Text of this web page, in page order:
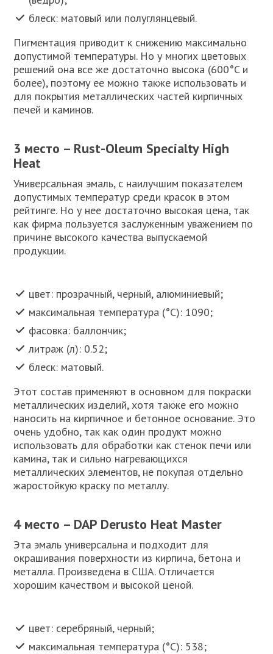
блеск: матовый или полуглянцевый.
Пигментация приводит к снижению максимально
допустимой температуры. Но у многих цветовых
решений она все же достаточно высока (600°C и
более), поэтому ее можно также использовать и
для покрытия металлических частей кирпичных
печей и каминов.
3 место – Rust-Oleum Specialty High
Heat
Универсальная эмаль, с наилучшим показателем
допустимых температур среди красок в этом
рейтинге. Но у нее достаточно высокая цена, так
как фирма пользуется заслуженным уважением по
причине высокого качества выпускаемой
продукции.
цвет: прозрачный, черный, алюминиевый;
максимальная температура (°C): 1090;
фасовка: баллончик;
литраж (л): 0.52;
блеск: матовый.
Этот состав применяют в основном для покраски
металлических изделий, хотя также его можно
наносить на кирпичное и бетонное основание. Это
очень удобно, так как один продукт можно
использовать для обработки как стенок печи или
камина, так и сильно нагревающихся
металлических элементов, не покупая отдельно
жаростойкую краску по металлу.
4 место – DAP Derusto Heat Master
Эта эмаль универсальна и подходит для
окрашивания поверхности из кирпича, бетона и
металла. Произведена в США. Отличается
хорошим качеством и высокой ценой.
цвет: серебряный, черный;
максимальная температура (°C): 538;